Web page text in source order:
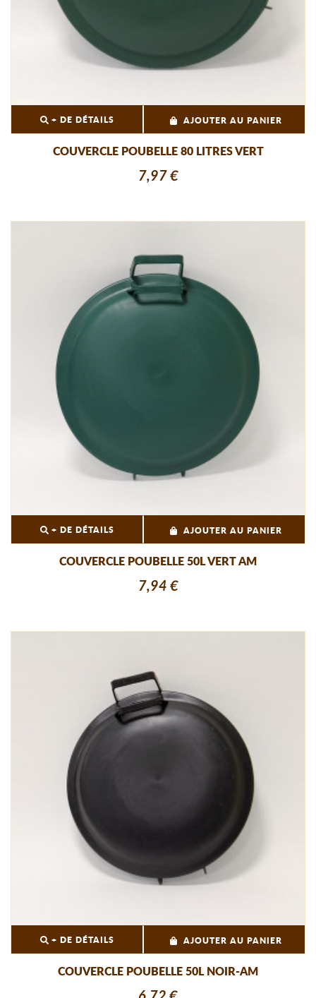
+ DE DÉTAILS AJOUTER AU PANIER
COUVERCLE POUBELLE 80 LITRES VERT
7,97 €
+ DE DÉTAILS AJOUTER AU PANIER
COUVERCLE POUBELLE 50L VERT AM
7,94 €
+ DE DÉTAILS AJOUTER AU PANIER
COUVERCLE POUBELLE 50L NOIR-AM